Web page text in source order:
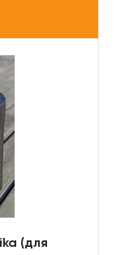
(для